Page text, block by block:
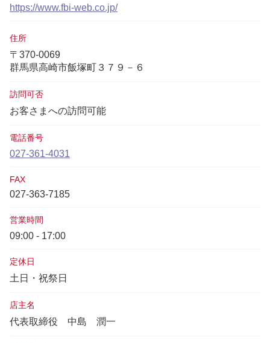
https://www.fbi-web.co.jp/
住所
〒370-0069
群馬県高崎市飯塚町３７９－６
訪問可否
お客さまへの訪問可能
電話番号
027-361-4031
FAX
027-363-7185
営業時間
09:00 - 17:00
定休日
土日・祝祭日
店主名
代表取締役 中島 潤一